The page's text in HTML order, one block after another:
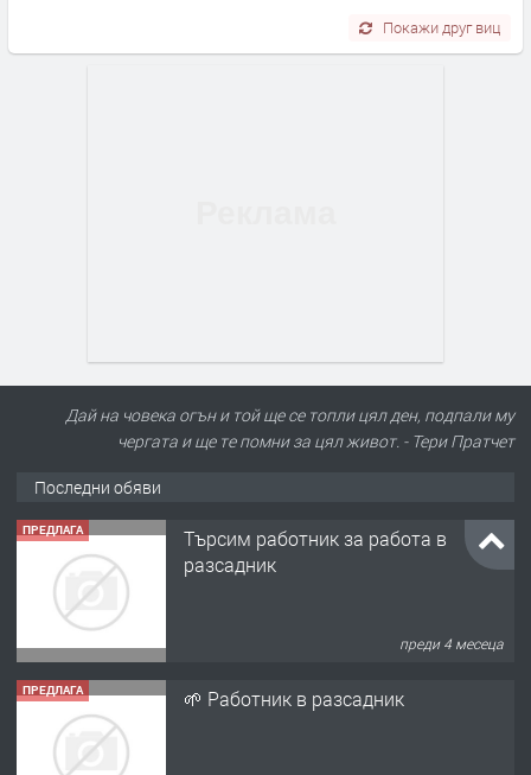
Покажи друг виц
Дай на човека огън и той ще се топли цял ден, подпали му
чергата и ще те помни за цял живот. - Тери Пратчет
Последни обяви
ПРЕДЛАГА
Търсим работник за работа в
разсадник
преди 4 месеца
ПРЕДЛАГА 🌱 Работник в разсадник